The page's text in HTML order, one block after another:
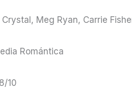
Crystal, Meg Ryan, Carrie
Romántica
10